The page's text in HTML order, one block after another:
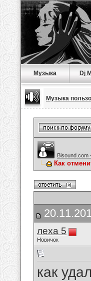
Музыка Dj
Музыка
Bisound.com
Как
леха 5
Новичок
как